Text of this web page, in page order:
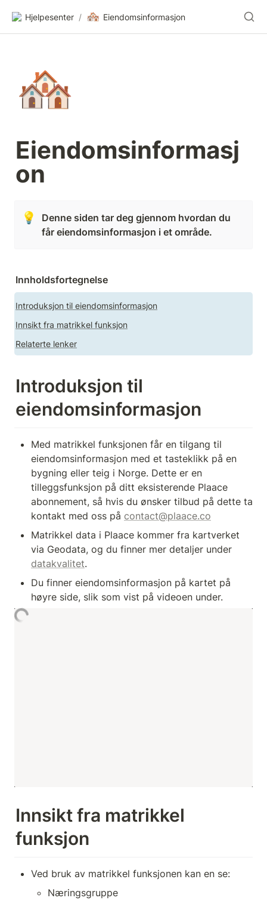
Hjelpesenter / 🏘️ Eiendomsinformasjon
🏘️
Eiendomsinformasj
on
💡
Denne siden tar deg gjennom hvordan du
får eiendomsinformasjon i et område.
Innholdsfortegnelse
Introduksjon til eiendomsinformasjon
Innsikt fra matrikkel funksjon
Relaterte lenker
Introduksjon til
eiendomsinformasjon
Med matrikkel funksjonen får en tilgang til
eiendomsinformasjon med et tasteklikk på en
bygning eller teig i Norge. Dette er en
tilleggsfunksjon på ditt eksisterende Plaace
abonnement, så hvis du ønsker tilbud på dette ta
kontakt med oss på contact@plaace.co
Matrikkel data i Plaace kommer fra kartverket
datakvalitet.
Du finner eiendomsinformasjon på kartet på
høyre side, slik som vist på videoen under.
Innsikt fra matrikkel
funksjon
Ved bruk av matrikkel funksjonen kan en se:
Næringsgruppe